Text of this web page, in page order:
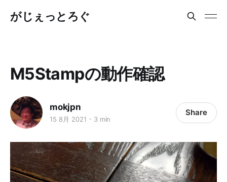
がじぇっとろぐ
M5Stampの動作確認
mokjpn
15 8月 2021 3 min
Share